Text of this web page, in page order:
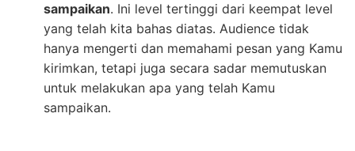
sampaikan. Ini level tertinggi dari keempat level
yang telah kita bahas diatas. Audience tidak
hanya mengerti dan memahami pesan yang Kamu
kirimkan, tetapi juga secara sadar memutuskan
untuk melakukan apa yang telah Kamu
sampaikan.